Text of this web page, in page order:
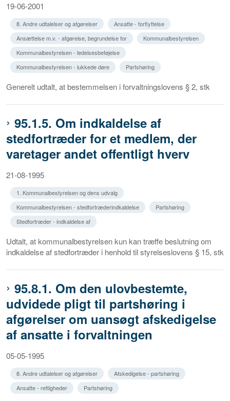
19-06-2001
8. Andre udtalelser og afgørelser
Ansatte - forflyttelse
Ansættelse m.v. - afgørelse, begrundelse for
Kommunalbestyrelsen
Kommunalbestyrelsen - ledelsesbeføjelse
Kommunalbestyrelsen - lukkede døre
Partshøring
Generelt udtalt, at bestemmelsen i forvaltningslovens § 2, stk
95.1.5. Om indkaldelse af
stedfortræder for et medlem, der
varetager andet offentligt hverv
21-08-1995
1. Kommunalbestyrelsen og dens udvalg
Kommunalbestyrelsen - stedfortræderindkaldelse
Partshøring
Stedfortræder - indkaldelse af
Udtalt, at kommunalbestyrelsen kun kan træffe beslutning om
indkaldelse af stedfortræder i henhold til styrelseslovens § 15, stk
95.8.1. Om den ulovbestemte,
udvidede pligt til partshøring i
afgørelser om uansøgt afskedigelse
af ansatte i forvaltningen
05-05-1995
8. Andre udtalelser og afgørelser
Afskedigelse - partshøring
Ansatte - rettigheder
Partshøring